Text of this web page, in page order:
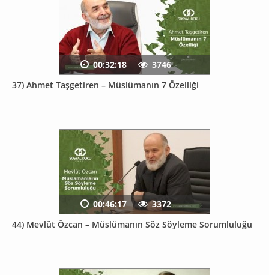
37) Ahmet Taşgetiren – Müslümanın 7 Özelliği
00:32:18 3746
44) Mevlüt Özcan – Müslümanın Söz Söyleme Sorumluluğu
00:46:17 3372